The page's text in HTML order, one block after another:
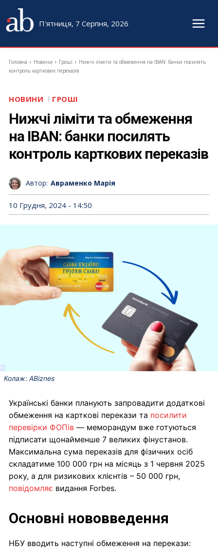
П'ятниця, 7 Серпня, 2026
Головна Новини Гроші
Нижчі ліміти та обмеження на IBAN: банки посилять
контроль карткових переказів
НОВИНИ ГРОШІ
Нижчі ліміти та обмеження
на IBAN: банки посилять
контроль карткових переказів
Автор: Авраменко Марія
10 Грудня, 2024 - 14:50
Колаж: ABiznes
Українські банки планують запровадити додаткові
обмеження на карткові перекази та посилити
перевірки ФОПів — меморандум вже готуються
підписати щонайменше 7 великих фінустанов.
Максимальна сума переказів для фізичних осіб
складатиме 100 000 грн на місяць з 1 червня 2025
року, а для ризикових клієнтів – 50 000 грн,
повідомляє видання Forbes.
Основні нововведення
НБУ вводить наступні обмеження на перекази: